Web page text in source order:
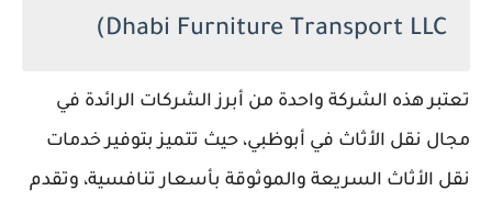
Dhabi Furniture Transport LLC)
تعتبر هذه الشركة واحدة من أبرز الشركات الرائدة في
مجال نقل الأثاث في أبوظبي، حيث تتميز بتوفير خدمات
نقل الأثاث السريعة والموثوقة بأسعار تنافسية، وتقدم